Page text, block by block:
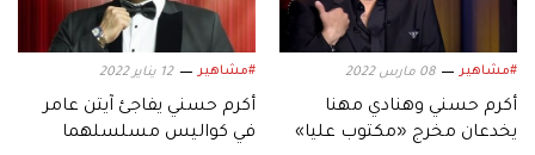
#مشاهير 08 مارس 2022
أكرم حسني وهنادي مهنا
يخدعان مخرج «مكتوب عليا»
#مشاهير 12 يناير 2022
أكرم حسني يفاجئ آيتن عامر
في كواليس مسلسلهما